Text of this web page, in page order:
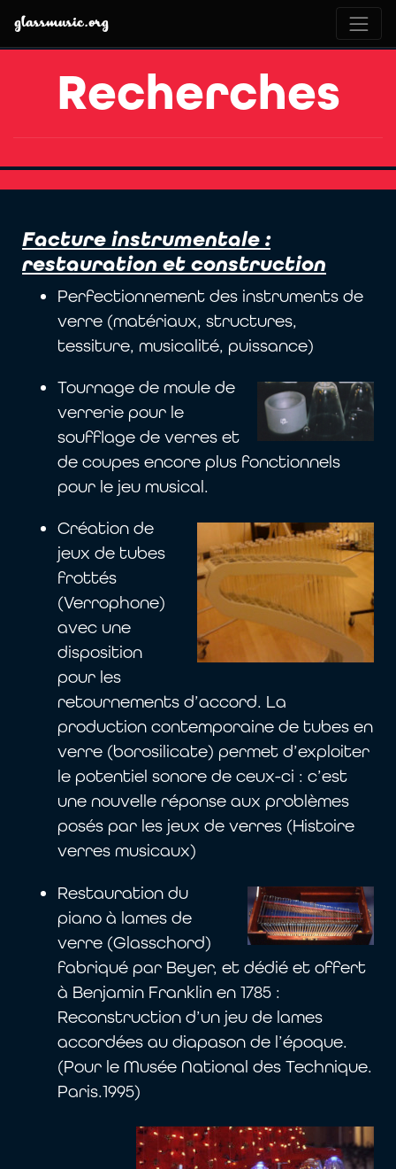
glassmusic.org
Recherches
Facture instrumentale :
restauration et construction
Perfectionnement des instruments de
verre (matériaux, structures,
tessiture, musicalité, puissance)
Tournage de moule de
verrerie pour le
soufflage de verres et
de coupes encore plus fonctionnels
pour le jeu musical.
Création de
jeux de tubes
frottés
(Verrophone)
avec une
disposition
pour les
retournements d’accord. La
production contemporaine de tubes en
verre (borosilicate) permet d’exploiter
le potentiel sonore de ceux-ci : c’est
une nouvelle réponse aux problèmes
posés par les jeux de verres (Histoire
verres musicaux)
Restauration du
piano à lames de
verre (Glasschord)
fabriqué par Beyer, et dédié et offert
à Benjamin Franklin en 1785 :
Reconstruction d’un jeu de lames
accordées au diapason de l’époque.
(Pour le Musée National des Technique.
Paris.1995)